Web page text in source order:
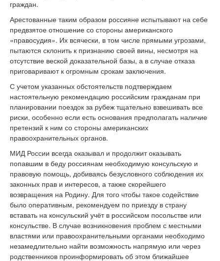
граждан.
Арестованные таким образом россияне испытывают на себе
предвзятое отношение со стороны американского
«правосудия». Их всячески, в том числе прямыми угрозами,
пытаются склонить к признанию своей вины, несмотря на
отсутствие веской доказательной базы, а в случае отказа
приговаривают к огромным срокам заключения.
С учетом указанных обстоятельств подтверждаем
настоятельную рекомендацию российским гражданам при
планировании поездок за рубеж тщательно взвешивать все
риски, особенно если есть основания предполагать наличие
претензий к ним со стороны американских
правоохранительных органов.
МИД России всегда оказывал и продолжит оказывать
попавшим в беду россиянам необходимую консульскую и
правовую помощь, добиваясь безусловного соблюдения их
законных прав и интересов, а также скорейшего
возвращения на Родину. Для того чтобы такое содействие
было оперативным, рекомендуем по приезду в страну
вставать на консульский учёт в российском посольстве или
консульстве. В случае возникновения проблем с местными
властями или правоохранительными органами необходимо
незамедлительно найти возможность напрямую или через
родственников проинформировать об этом ближайшее